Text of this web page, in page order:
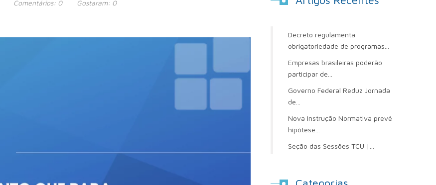
Comentários: 0 Gostaram: 0
Decreto regulamenta
obrigatoriedade de programas...
Empresas brasileiras poderão
participar de...
Governo Federal Reduz Jornada
de...
Nova Instrução Normativa prevê
hipótese...
Seção das Sessões TCU |...